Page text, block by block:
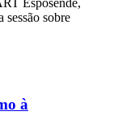
sobre
à